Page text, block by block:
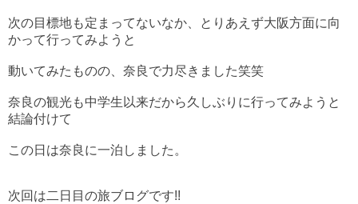
次の目標地も定まってないなか、とりあえず大阪方面に向
かって行ってみようと
動いてみたものの、奈良で力尽きました笑笑
奈良の観光も中学生以来だから久しぶりに行ってみようと
結論付けて
この日は奈良に一泊しました。
次回は二日目の旅ブログです!!